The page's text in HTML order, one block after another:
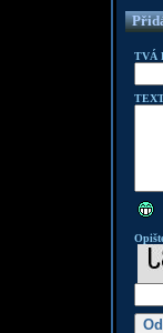
TVÁ